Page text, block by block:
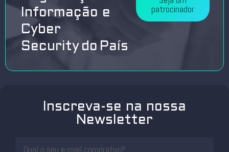
Informação e
Cyber
Security do País
patrocinador
Inscreva-se na nossa
Newsletter